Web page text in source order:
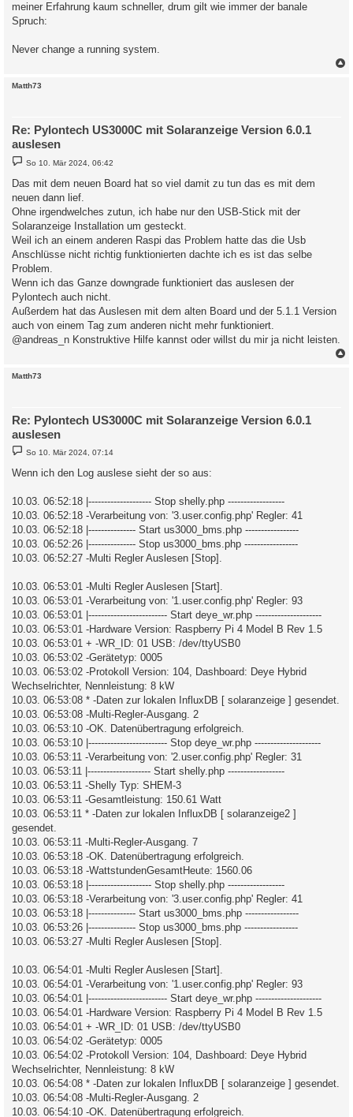
meiner Erfahrung kaum schneller, drum gilt wie immer der banale
Spruch:
Never change a running system.
Matth73
Re: Pylontech US3000C mit Solaranzeige Version 6.0.1
auslesen
B
e
t
r
g
So 10. Mär 2024, 06:42
Das mit dem neuen Board hat so viel damit zu tun das es mit dem
neuen dann lief.
Ohne irgendwelches zutun, ich habe nur den USB-Stick mit der
Solaranzeige Installation um gesteckt.
Weil ich an einem anderen Raspi das Problem hatte das die Usb
Anschlüsse nicht richtig funktionierten dachte ich es ist das selbe
Problem.
Wenn ich das Ganze downgrade funktioniert das auslesen der
Pylontech auch nicht.
Außerdem hat das Auslesen mit dem alten Board und der 5.1.1 Version
auch von einem Tag zum anderen nicht mehr funktioniert.
@andreas_n Konstruktive Hilfe kannst oder willst du mir ja nicht leisten.
Matth73
Re: Pylontech US3000C mit Solaranzeige Version 6.0.1
auslesen
B
e
t
a
g
So 10. Mär 2024, 07:14
Wenn ich den Log auslese sieht der so aus:
10.03. 06:52:18 |-------------------- Stop shelly.php ------------------
10.03. 06:52:18 -Verarbeitung von: '3.user.config.php' Regler: 41
10.03. 06:52:18 |--------------- Start us3000_bms.php -----------------
10.03. 06:52:26 |--------------- Stop us3000_bms.php -----------------
10.03. 06:52:27 -Multi Regler Auslesen [Stop].
10.03. 06:53:01 -Multi Regler Auslesen [Start].
10.03. 06:53:01 -Verarbeitung von: '1.user.config.php' Regler: 93
10.03. 06:53:01 |------------------------- Start deye_wr.php ---------------------
10.03. 06:53:01 -Hardware Version: Raspberry Pi 4 Model B Rev 1.5
10.03. 06:53:01 + -WR_ID: 01 USB: /dev/ttyUSB0
10.03. 06:53:02 -Gerätetyp: 0005
10.03. 06:53:02 -Protokoll Version: 104, Dashboard: Deye Hybrid
Wechselrichter, Nennleistung: 8 kW
10.03. 06:53:08 * -Daten zur lokalen InfluxDB [ solaranzeige ] gesendet.
10.03. 06:53:08 -Multi-Regler-Ausgang. 2
10.03. 06:53:10 -OK. Datenübertragung erfolgreich.
10.03. 06:53:10 |------------------------- Stop deye_wr.php ---------------------
10.03. 06:53:11 -Verarbeitung von: '2.user.config.php' Regler: 31
10.03. 06:53:11 |-------------------- Start shelly.php ------------------
10.03. 06:53:11 -Shelly Typ: SHEM-3
10.03. 06:53:11 -Gesamtleistung: 150.61 Watt
10.03. 06:53:11 * -Daten zur lokalen InfluxDB [ solaranzeige2 ]
gesendet.
10.03. 06:53:11 -Multi-Regler-Ausgang. 7
10.03. 06:53:18 -OK. Datenübertragung erfolgreich.
10.03. 06:53:18 -WattstundenGesamtHeute: 1560.06
10.03. 06:53:18 |-------------------- Stop shelly.php ------------------
10.03. 06:53:18 -Verarbeitung von: '3.user.config.php' Regler: 41
10.03. 06:53:18 |--------------- Start us3000_bms.php -----------------
10.03. 06:53:26 |--------------- Stop us3000_bms.php -----------------
10.03. 06:53:27 -Multi Regler Auslesen [Stop].
10.03. 06:54:01 -Multi Regler Auslesen [Start].
10.03. 06:54:01 -Verarbeitung von: '1.user.config.php' Regler: 93
10.03. 06:54:01 |------------------------- Start deye_wr.php ---------------------
10.03. 06:54:01 -Hardware Version: Raspberry Pi 4 Model B Rev 1.5
10.03. 06:54:01 + -WR_ID: 01 USB: /dev/ttyUSB0
10.03. 06:54:02 -Gerätetyp: 0005
10.03. 06:54:02 -Protokoll Version: 104, Dashboard: Deye Hybrid
Wechselrichter, Nennleistung: 8 kW
10.03. 06:54:08 * -Daten zur lokalen InfluxDB [ solaranzeige ] gesendet.
10.03. 06:54:08 -Multi-Regler-Ausgang. 2
10.03. 06:54:10 -OK. Datenübertragung erfolgreich.